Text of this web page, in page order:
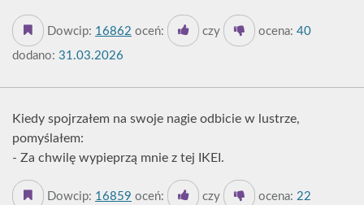
Dowcip: 16862 oceń: czy ocena: 40
dodano: 31.03.2026
Kiedy spojrzałem na swoje nagie odbicie w lustrze,
pomyślałem:
- Za chwilę wypieprzą mnie z tej IKEI.
Dowcip: 16859 oceń: czy ocena: 22